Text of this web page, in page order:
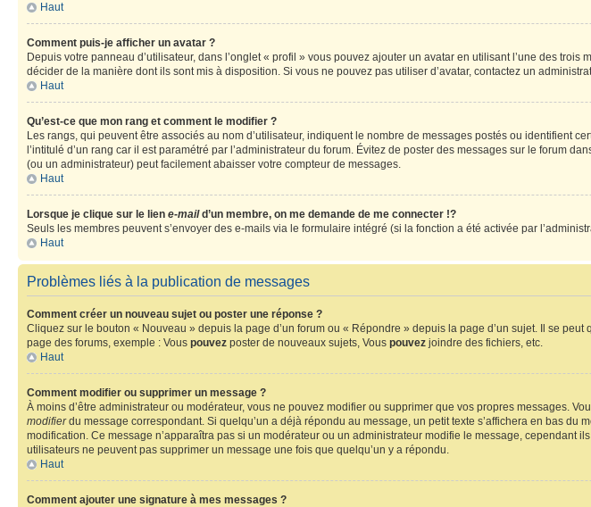
Haut
Comment puis-je afficher un avatar ?
Depuis votre panneau d’utilisateur, dans l’onglet « profil » vous pouvez ajouter un avatar en utilisant l’une des
décider de la manière dont ils sont mis à disposition. Si vous ne pouvez pas utiliser d’avatar, contactez un
Haut
Qu’est-ce que mon rang et comment le modifier ?
Les rangs, qui peuvent être associés au nom d’utilisateur, indiquent le nombre de messages postés ou identifient
l’intitulé d’un rang car il est paramétré par l’administrateur du forum. Évitez de poster des messages sur le forum
(ou un administrateur) peut facilement abaisser votre compteur de messages.
Haut
Lorsque je clique sur le lien e-maild’un membre, on me demande de me connecter !?
Seuls les membres peuvent s’envoyer des e-mails via le formulaire intégré (si la fonction a été activée par
Haut
Problèmes liés à la publication de messages
Comment créer un nouveau sujet ou poster une réponse ?
Cliquez sur le bouton « Nouveau » depuis la page d’un forum ou « Répondre » depuis la page d’un sujet. Il se
page des forums, exemple : Vous pouvez poster de nouveaux sujets, Vous pouvez joindre des fichiers, etc.
Haut
Comment modifier ou supprimer un message ?
À moins d’être administrateur ou modérateur, vous ne pouvez modifier ou supprimer que vos propres messages.
modifierdu message correspondant. Si quelqu’un a déjà répondu au message, un petit texte s’affichera en bas du
modification. Ce message n’apparaîtra pas si un modérateur ou un administrateur modifie le message,
utilisateurs ne peuvent pas supprimer un message une fois que quelqu’un y a répondu.
Haut
Comment ajouter une signature à mes messages ?